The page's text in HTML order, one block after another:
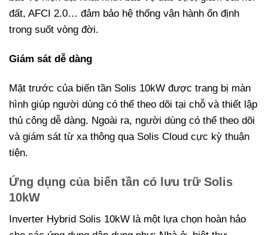
đất, AFCI 2.0… đảm bảo hệ thống vận hành ổn định
trong suốt vòng đời.
Giám sát dễ dàng
Mặt trước của biến tần Solis 10kW được trang bị màn
hình giúp người dùng có thể theo dõi tại chỗ và thiết lập
thủ công dễ dàng. Ngoài ra, người dùng có thể theo dõi
và giám sát từ xa thông qua Solis Cloud cực kỳ thuận
tiện.
Ứng dụng của biến tần có lưu trữ Solis
10kW
Inverter Hybrid Solis 10kW là một lựa chọn hoàn hảo